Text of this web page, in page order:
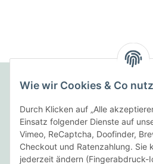
Folgende
Wir
Wie wir Cookies & Co
Durch Klicken auf „Alle
Einsatz folgender Dienste auf
Vimeo, ReCaptcha, Doofinder,
Checkout und Ratenzahlung. Sie
jederzeit ändern (Fingerabdruck-